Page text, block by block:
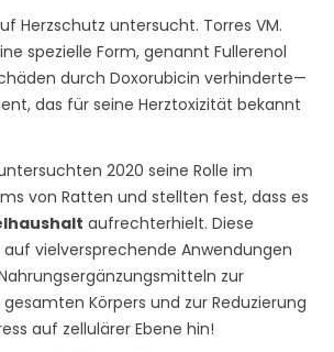
Herzschutz untersucht. Torres VM.
spezielle Form, genannt Fullerenol
durch Doxorubicin verhinderte—
das für seine Herztoxizität bekannt
2020 seine Rolle im
von Ratten und stellten fest, dass es
aufrechterhielt. Diese
auf vielversprechende Anwendungen
zur
Körpers und zur Reduzierung
auf zellulärer Ebene hin!